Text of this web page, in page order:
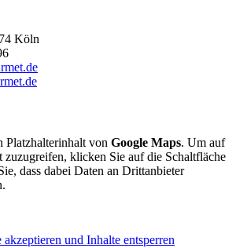
Köln
Platzhalterinhalt von Google Maps. Um auf
zuzugreifen, klicken Sie auf die Schaltfläche
dass dabei Daten an Drittanbieter
und Inhalte entsperren